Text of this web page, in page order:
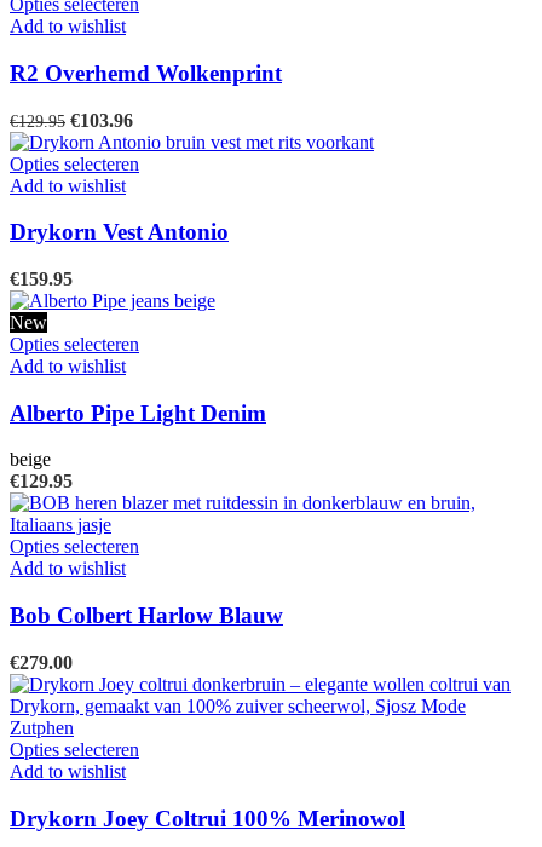
Opties selecteren
meerdere
variaties.
optie
kan
gekozen
op
de
Add to wishlist
R2 Overhemd Wolkenprint
€129.95 Oorspronkelijke
prijs
was:
€129.95.
€103.96Huidige
prijs
is:
Opties selecteren
meerdere
optie
kan
worden
de
productpagina
Add to wishlist
Drykorn Vest Antonio
€159.95
New
Opties selecteren
meerdere
variaties.
kan
gekozen
op
productpagina
Add to wishlist
Alberto Pipe Light Denim
beige
€129.95
Opties selecteren
meerdere
variaties.
optie
kan
gekozen
op
productpagina
Add to wishlist
Bob Colbert Harlow Blauw
€279.00
Opties selecteren
meerdere
variaties.
Add to wishlist
Drykorn Joey Coltrui 100% Merinowol